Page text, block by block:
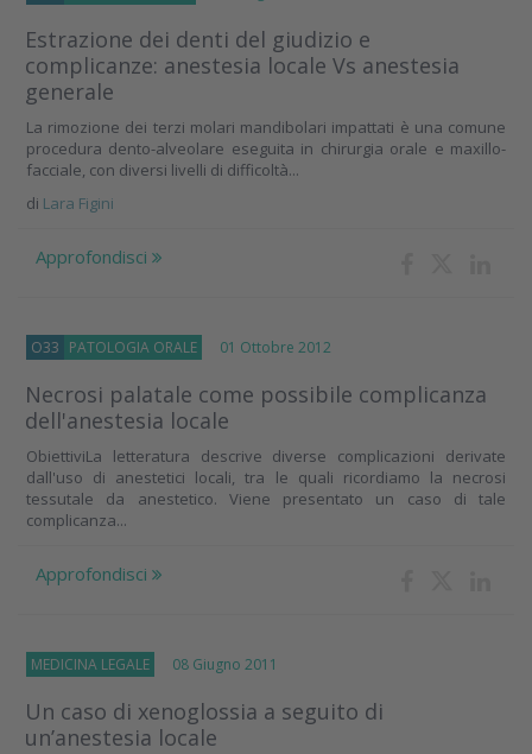
Estrazione dei denti del giudizio e
complicanze: anestesia locale Vs anestesia
generale
La rimozione dei terzi molari mandibolari impattati è una comune
procedura dento-alveolare eseguita in chirurgia orale e maxillo-
facciale, con diversi livelli di difficoltà...
di Lara Figini
Approfondisci
O33 PATOLOGIA ORALE 01 Ottobre 2012
Necrosi palatale come possibile complicanza
dell'anestesia locale
ObiettiviLa letteratura descrive diverse complicazioni derivate
dall'uso di anestetici locali, tra le quali ricordiamo la necrosi
tessutale da anestetico. Viene presentato un caso di tale
complicanza...
Approfondisci
MEDICINA LEGALE 08 Giugno 2011
Un caso di xenoglossia a seguito di
un’anestesia locale